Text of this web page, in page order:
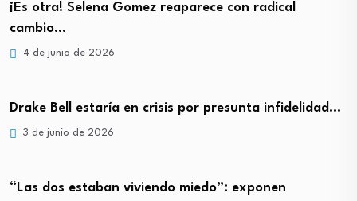
¡Es otra! Selena Gomez reaparece con radical
cambio…
4 de junio de 2026
Drake Bell estaría en crisis por presunta infidelidad…
3 de junio de 2026
“Las dos estaban viviendo miedo”: exponen